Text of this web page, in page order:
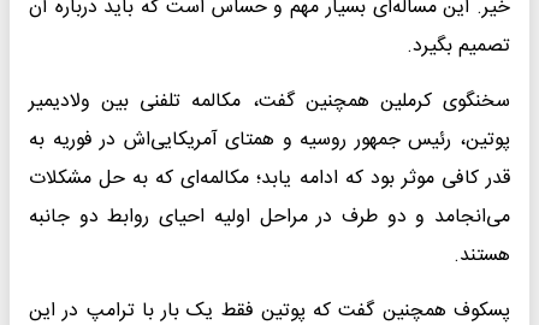
خیر. این مساله‌ای بسیار مهم و حساس است که باید درباره آن
تصمیم بگیرد.
سخنگوی کرملین همچنین گفت، مکالمه تلفنی بین ولادیمیر
پوتین، رئیس جمهور روسیه و همتای آمریکایی‌اش در فوریه به
قدر کافی موثر بود که ادامه یابد؛ مکالمه‌ای که به حل مشکلات
می‌انجامد و دو طرف در مراحل اولیه احیای روابط دو جانبه
هستند.
پسکوف همچنین گفت که پوتین فقط یک بار با ترامپ در این